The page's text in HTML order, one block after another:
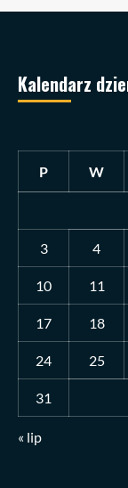
Kalendarz
P W
3 4
10 11
17 18
24 25
31
« lip